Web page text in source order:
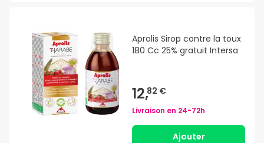
Aprolis Sirop contre la toux
180 Cc 25% gratuit Intersa
12,82 €
Livraison en 24-72h
Ajouter